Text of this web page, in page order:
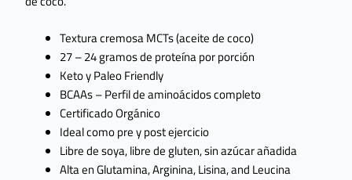
Textura cremosa MCTs (aceite de coco)
27 – 24 gramos de proteína por porción
Keto y Paleo Friendly
BCAAs – Perfil de aminoácidos completo
Certificado Orgánico
Ideal como pre y post ejercicio
Libre de soya, libre de gluten, sin azúcar añadida
Alta en Glutamina, Arginina, Lisina, and Leucina